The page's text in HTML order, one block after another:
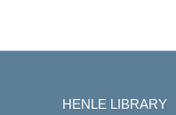
HENLE LIBRARY